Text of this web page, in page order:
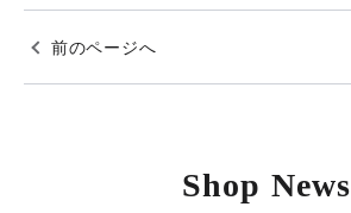
前のページへ
Shop News